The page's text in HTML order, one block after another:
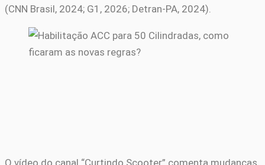
(CNN Brasil, 2024; G1, 2026; Detran-PA, 2024).
O vídeo do canal “Curtindo Scooter” comenta mudanças